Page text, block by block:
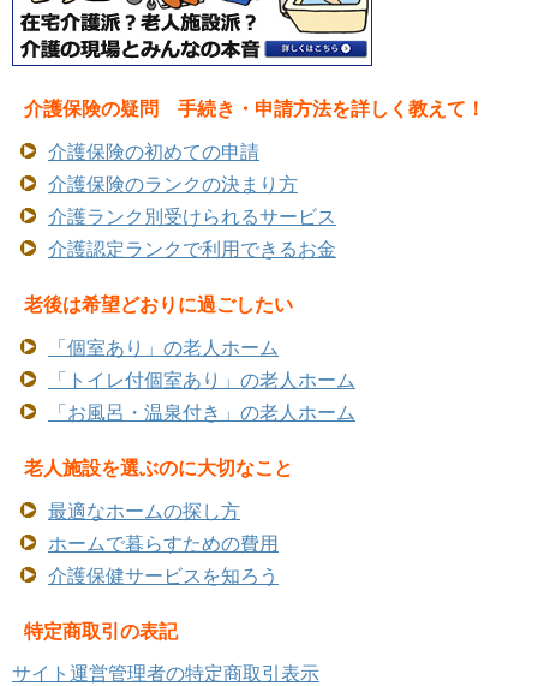
介護保険の疑問 手続き・申請方法を詳しく教えて！
介護保険の初めての申請
介護保険のランクの決まり方
介護ランク別受けられるサービス
介護認定ランクで利用できるお金
老後は希望どおりに過ごしたい
「個室あり」の老人ホーム
「トイレ付個室あり」の老人ホーム
「お風呂・温泉付き」の老人ホーム
老人施設を選ぶのに大切なこと
最適なホームの探し方
ホームで暮らすための費用
介護保健サービスを知ろう
特定商取引の表記
サイト運営管理者の特定商取引表示